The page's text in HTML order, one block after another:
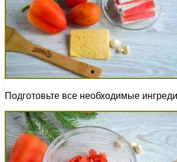
Подготовьте все необходимые